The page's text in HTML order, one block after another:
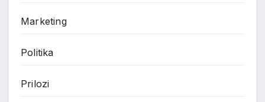
Marketing
Politika
Prilozi